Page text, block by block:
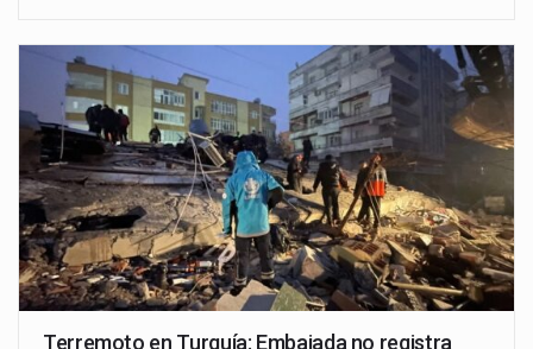
Terremoto en Turquía: Embajada no registra